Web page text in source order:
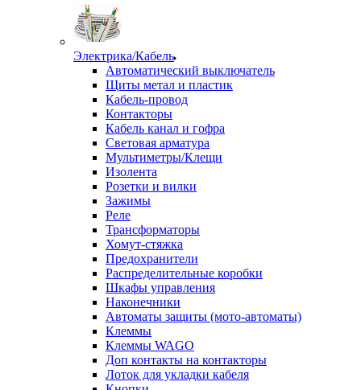
Электрика/Кабель
Автоматический выключатель
Щиты метал и пластик
Кабель-провод
Контакторы
Кабель канал и гофра
Световая арматура
Мультиметры/Клещи
Изолента
Розетки и вилки
Зажимы
Реле
Трансформаторы
Хомут-стяжка
Предохранители
Распределительные коробки
Шкафы управления
Наконечники
Автоматы защиты (мото-автоматы)
Клеммы
Клеммы WAGO
Доп контакты на контакторы
Лоток для укладки кабеля